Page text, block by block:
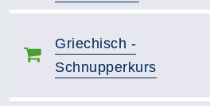
Griechisch -
Schnupperkurs